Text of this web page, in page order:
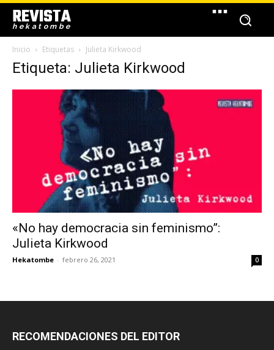
REVISTA
hekatombe
Inicio Etiquetas Julieta Kirkwood
Etiqueta: Julieta Kirkwood
«No hay democracia sin feminismo”:
Julieta Kirkwood
Hekatombe - febrero 26, 2021 0
RECOMENDACIONES DEL EDITOR